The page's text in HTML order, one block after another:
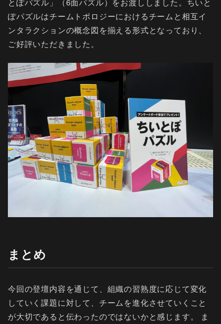
とぽパズル」（6面パズル）をお渡ししました。ちいと
ぽパズルはチームトポロジーにおけるチームと相互イ
ンタラクションの概念図を揃える形式となっており、
ご好評いただきました。
まとめ
今回の登壇内容を通じて、組織の習熟度に応じて変化
していく課題に対して、チームを進化させていくこと
が大切であると伝わったのではないかと感じます。 ま